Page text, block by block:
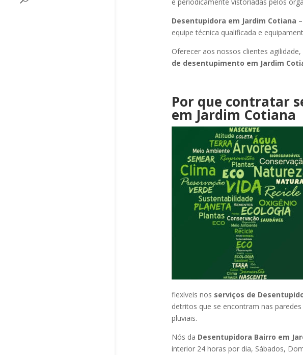
Desentupidora em Jardim Cotiana
equipe técnica qualificada e
Oferecer aos nossos clientes
de desentupimento em Jardim
Por que contratar
em Jardim Cotiana
flexíveis nos serviços de
detritos que se encontram nas
pluviais.
Nós da Desentupidora Bairro em
interior 24 horas por dia, Sábados,